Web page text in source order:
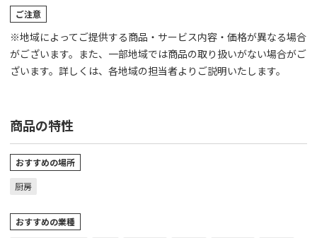
ご注意
※地域によってご提供する商品・サービス内容・価格が異なる場合
がございます。また、一部地域では商品の取り扱いがない場合がご
ざいます。詳しくは、各地域の担当者よりご説明いたします。
商品の特性
おすすめの場所
厨房
おすすめの業種